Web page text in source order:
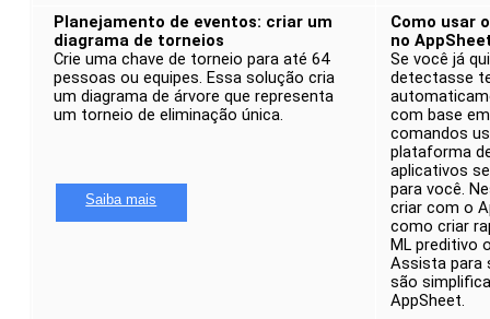
Planejamento de eventos: criar um
diagrama de torneios
Crie uma chave de torneio para até 64
pessoas ou equipes. Essa solução cria
um diagrama de árvore que representa
um torneio de eliminação única.
Saiba mais
Como usar
no
Se você já
detectasse
com base
comandos
plataforma
aplicativos
para você.
criar com o
como criar
ML preditivo
Assista para
são
AppSheet.